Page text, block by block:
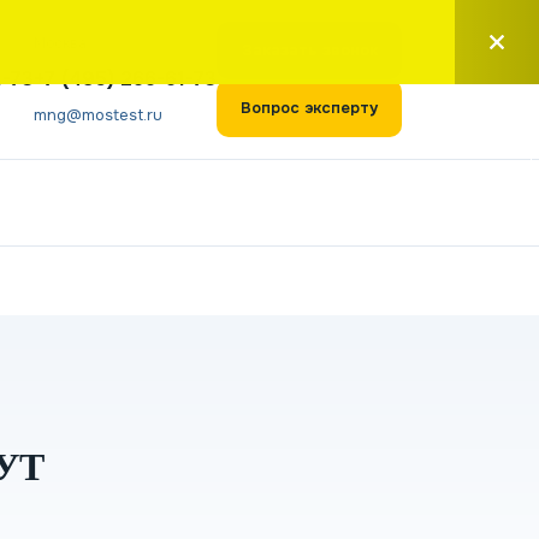
73+7 (495) 266-61-73
mng@mostest.ru Вопрос эксперту